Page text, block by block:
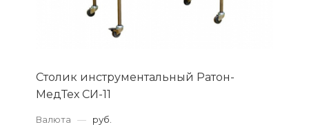
Столик инструментальный Ратон-
МедТех СИ-11
Валюта — руб.